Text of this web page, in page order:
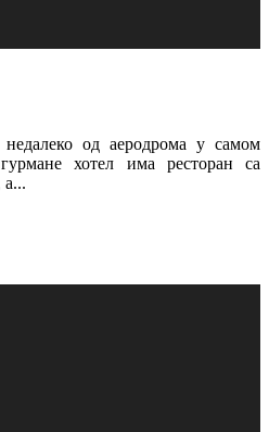
од аеродрома у самом
хотел има ресторан са
а...